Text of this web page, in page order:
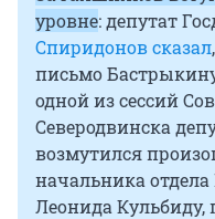
уровне: депутат
Спиридонов сказал
письмо
одной из сессий
Северодвинска
возмутился
начальника
Леонида Кульбиду,